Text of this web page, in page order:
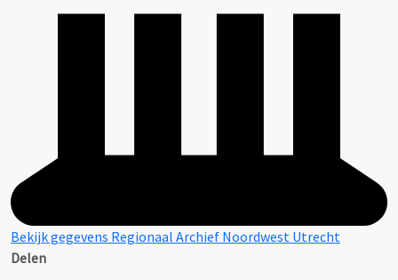
Bekijk gegevens Regionaal Archief Noordwest Utrecht
Delen